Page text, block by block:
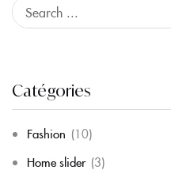
Catégories
Fashion (10)
Home slider (3)